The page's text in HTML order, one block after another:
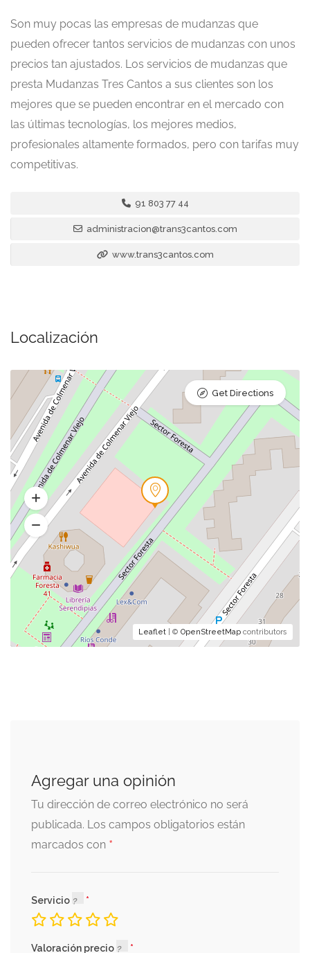
Son muy pocas las empresas de mudanzas que
pueden ofrecer tantos servicios de mudanzas con unos
precios tan ajustados. Los servicios de mudanzas que
presta Mudanzas Tres Cantos a sus clientes son los
mejores que se pueden encontrar en el mercado con
las últimas tecnologías, los mejores medios,
profesionales altamente formados, pero con tarifas muy
competitivas.
91 803 77 44
administracion@trans3cantos.com
www.trans3cantos.com
Localización
Leaflet | © OpenStreetMap contributors
Get Directions
Agregar una opinión
Tu dirección de correo electrónico no será
publicada. Los campos obligatorios están
marcados con *
Servicio
Valoración precio